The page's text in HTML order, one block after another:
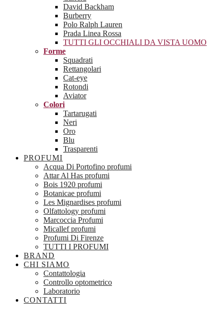
David Backham
Burberry
Polo Ralph Lauren
Prada Linea Rossa
TUTTI GLI OCCHIALI DA VISTA UOMO
Forme
Squadrati
Rettangolari
Cat-eye
Rotondi
Aviator
Colori
Tartarugati
Neri
Oro
Blu
Trasparenti
PROFUMI
Acqua Di Portofino profumi
Attar Al Has profumi
Bois 1920 profumi
Botanicae profumi
Les Mignardises profumi
Olfattology profumi
Marcoccia Profumi
Micallef profumi
Profumi Di Firenze
TUTTI I PROFUMI
BRAND
CHI SIAMO
Contattologia
Controllo optometrico
Laboratorio
CONTATTI